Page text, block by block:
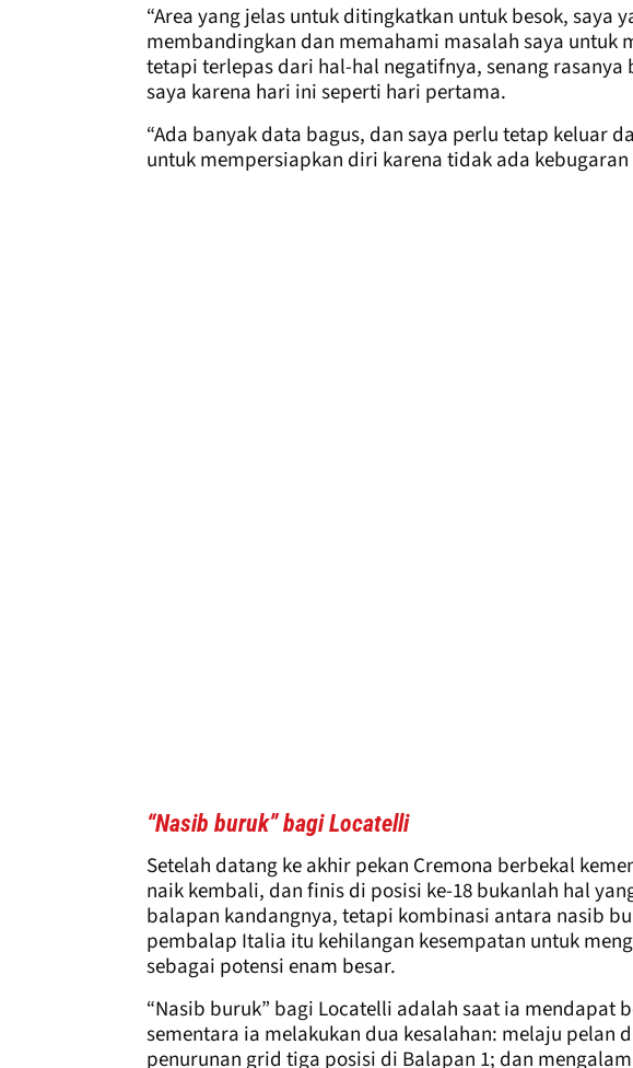
“Area yang jelas untuk ditingkatkan untuk besok, saya
membandingkan dan memahami masalah saya untuk
tetapi terlepas dari hal-hal negatifnya, senang
saya karena hari ini seperti hari pertama.
“Ada banyak data bagus, dan saya perlu tetap keluar
untuk mempersiapkan diri karena tidak ada
“Nasib buruk” bagi Locatelli
Setelah datang ke akhir pekan Cremona berbekal
naik kembali, dan finis di posisi ke-18 bukanlah hal
balapan kandangnya, tetapi kombinasi antara nasib
pembalap Italia itu kehilangan kesempatan untuk
sebagai potensi enam besar.
“Nasib buruk” bagi Locatelli adalah saat ia mendapat
sementara ia melakukan dua kesalahan: melaju pelan
penurunan grid tiga posisi di Balapan 1; dan